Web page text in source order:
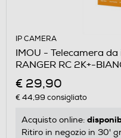
IP CAMERA
IMOU - Telecamera
RANGER RC 2K+-
€ 29,90
€ 44,99 consigliato
Acquisto online:
Ritiro in negozio in 30'